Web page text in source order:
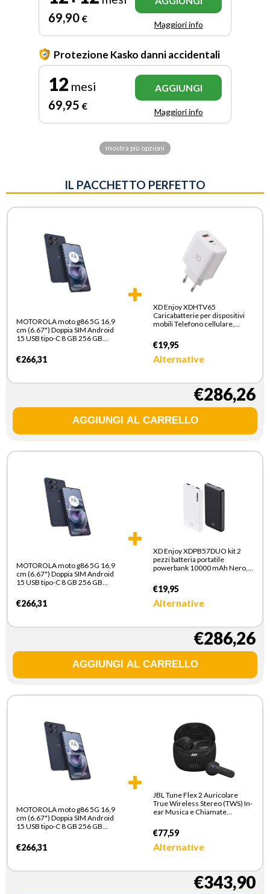
69,90 € Maggiori info
Protezione Kasko danni accidentali
12 mesi
69,95 €
AGGIUNGI
Maggiori info
mostra più opzioni
IL PACCHETTO PERFETTO
MOTOROLA moto g86 5G 16,9
cm (6.67") Doppia SIM Android
15 USB tipo-C 8 GB 256 GB
€266,31
XD Enjoy XDHTV65
Caricabatterie per dispositivi
mobili Telefono cellulare,
Ricarica rapida Interno
€19,95
Alternative
€286,26
MOTOROLA moto g86 5G 16,9
cm (6.67") Doppia SIM Android
15 USB tipo-C 8 GB 256 GB
€266,31
XD Enjoy XDPB57DUO kit 2
pezzi batteria portatile
powerbank 10000 mAh Nero,
€19,95
Alternative
€286,26
MOTOROLA moto g86 5G 16,9
cm (6.67") Doppia SIM Android
15 USB tipo-C 8 GB 256 GB
€266,31
JBL Tune Flex 2 Auricolare
True Wireless Stereo (TWS) In-
ear Musica e Chiamate
€77,59
Alternative
€343,90